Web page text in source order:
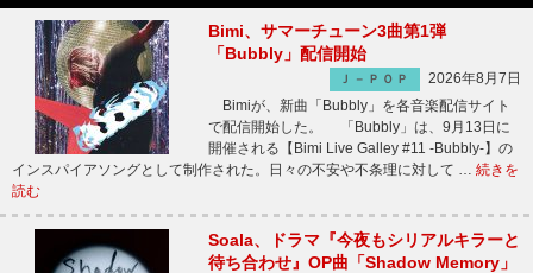
Bimi、サマーチューン3曲第1弾
「Bubbly」配信開始
Ｊ－ＰＯＰ
2026年8月7日
Bimiが、新曲「Bubbly」を各音楽配信サイト
で配信開始した。 「Bubbly」は、9月13日に
開催される【Bimi Live Galley #11 -Bubbly-】の
インスパイアソングとして制作された。日々の不安や不条理に対して … 続きを
読む
Soala、ドラマ『今夜もシリアルキラーと
待ち合わせ』OP曲「Shadow Memory」